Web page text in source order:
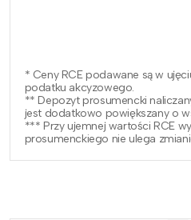
* Ceny RCE podawane są w
podatku akcyzowego.
** Depozyt prosumencki
jest dodatkowo powiększany o
*** Przy ujemnej wartości RCE
prosumenckiego nie ulega